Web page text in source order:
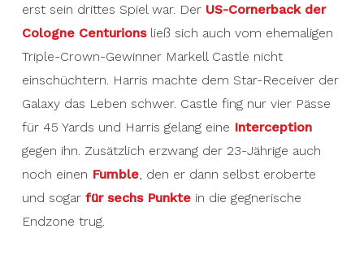
erst sein drittes Spiel war. Der US-Cornerback der
Cologne Centurionsließ sich auch vom ehemaligen
Triple-Crown-Gewinner Markell Castle nicht
einschüchtern. Harris machte dem Star-Receiver der
Galaxy das Leben schwer. Castle fing nur vier Pässe
für 45 Yards und Harris gelang eine Interception
gegen ihn. Zusätzlich erzwang der 23-Jährige auch
noch einen Fumble, den er dann selbst eroberte
und sogar für sechs Punktein die gegnerische
Endzone trug.